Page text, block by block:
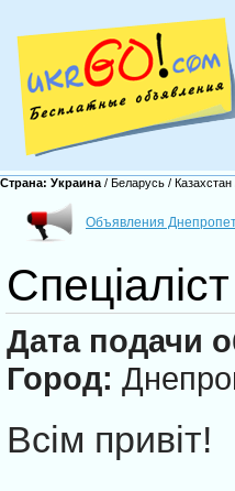
Страна: Украина / Беларусь / Казахстан
Объявления
Дата подачи
Город:
Всім привіт!